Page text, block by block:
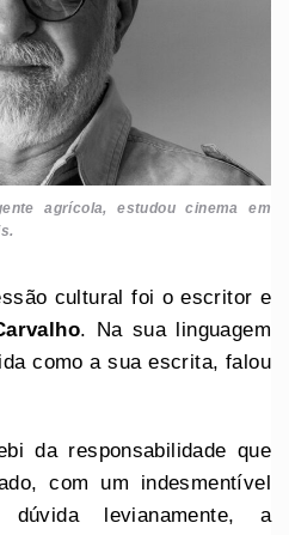
agrícola, estudou cinema em
cultural foi o escritor e
. Na sua linguagem
como a sua escrita, falou
da responsabilidade que
com um indesmentível
levianamente, a